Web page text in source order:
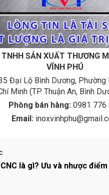
SẢN XUẤT THƯƠNG
VĨNH PHÚ
Đại Lộ Bình Dương, Phường
Minh (TP. Thuận An, Bình
Phòng bán hàng:0981 776
Email:
là gì? Ưu và nhược